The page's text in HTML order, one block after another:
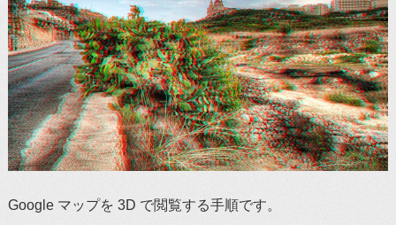
Google マップを 3D で閲覧する手順です。